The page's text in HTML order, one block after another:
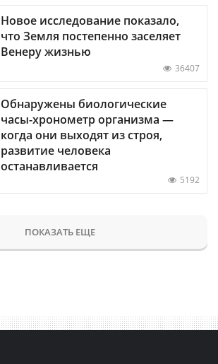
Новое исследование показало,
что Земля постепенно заселяет
Венеру жизнью
36407
Обнаружены биологические
часы-хронометр организма —
когда они выходят из строя,
развитие человека
останавливается
5192
ПОКАЗАТЬ ЕЩЕ